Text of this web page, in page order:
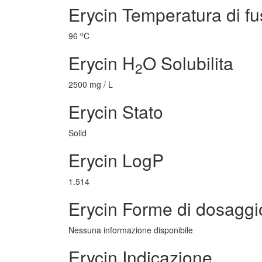
Erycin Temperatura di
96 oC
Erycin H2O Solubilita
2500 mg / L
Erycin Stato
Solid
Erycin LogP
1.514
Erycin Forme di
Nessuna informazione disponibile